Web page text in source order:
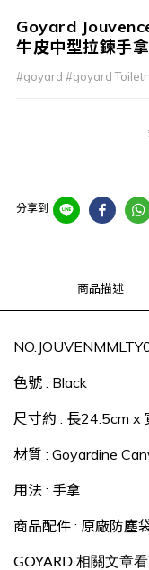
Goyard
牛皮中型拉鍊手
#goyard #goyard
分享到
商品描述
NO.
色號 : Black
尺寸約 : 長24.5cm x
材質 : Goyardine
用法 : 手拿
商品配件 : 原廠防塵
GOYARD 相關文章看